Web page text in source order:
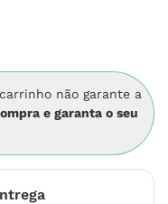
não garante a
e garanta o seu